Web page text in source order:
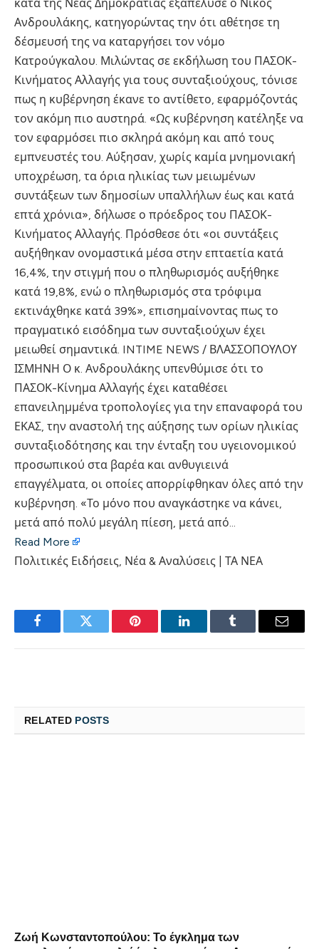
κατά της Νέας Δημοκρατίας εξαπέλυσε ο Νίκος
Ανδρουλάκης, κατηγορώντας την ότι αθέτησε τη
δέσμευσή της να καταργήσει τον νόμο
Κατρούγκαλου. Μιλώντας σε εκδήλωση του ΠΑΣΟΚ-
Κινήματος Αλλαγής για τους συνταξιούχους, τόνισε
πως η κυβέρνηση έκανε το αντίθετο, εφαρμόζοντάς
τον ακόμη πιο αυστηρά. «Ως κυβέρνηση κατέληξε να
τον εφαρμόσει πιο σκληρά ακόμη και από τους
εμπνευστές του. Αύξησαν, χωρίς καμία μνημονιακή
υποχρέωση, τα όρια ηλικίας των μειωμένων
συντάξεων των δημοσίων υπαλλήλων έως και κατά
επτά χρόνια», δήλωσε ο πρόεδρος του ΠΑΣΟΚ-
Κινήματος Αλλαγής. Πρόσθεσε ότι «οι συντάξεις
αυξήθηκαν ονομαστικά μέσα στην επταετία κατά
16,4%, την στιγμή που ο πληθωρισμός αυξήθηκε
κατά 19,8%, ενώ ο πληθωρισμός στα τρόφιμα
εκτινάχθηκε κατά 39%», επισημαίνοντας πως το
πραγματικό εισόδημα των συνταξιούχων έχει
μειωθεί σημαντικά. INTIME NEWS / ΒΛΑΣΣΟΠΟΥΛΟΥ
ΙΣΜΗΝΗ Ο κ. Ανδρουλάκης υπενθύμισε ότι το
ΠΑΣΟΚ-Κίνημα Αλλαγής έχει καταθέσει
επανειλημμένα τροπολογίες για την επαναφορά του
ΕΚΑΣ, την αναστολή της αύξησης των ορίων ηλικίας
συνταξιοδότησης και την ένταξη του υγειονομικού
προσωπικού στα βαρέα και ανθυγιεινά
επαγγέλματα, οι οποίες απορρίφθηκαν όλες από την
κυβέρνηση. «Το μόνο που αναγκάστηκε να κάνει,
μετά από πολύ μεγάλη πίεση, μετά από…
Read More
Πολιτικές Ειδήσεις, Νέα & Αναλύσεις | ΤΑ ΝΕΑ
FacebookTwitter Pinterest LinkedInTumblr Email
RELATED POSTS
Ζωή Κωνσταντοπούλου: Το έγκλημα των